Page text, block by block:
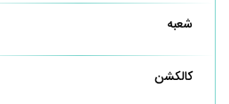
شعبه
کالکشن